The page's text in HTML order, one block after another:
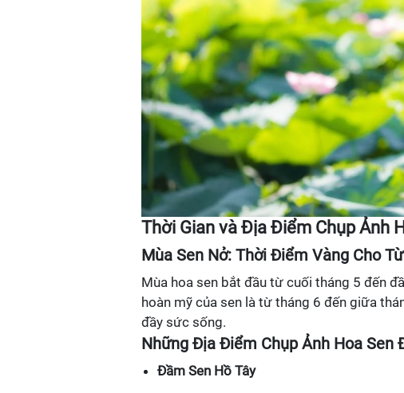
Thời Gian và Địa Điểm Chụp Ảnh
Mùa Sen Nở: Thời Điểm Vàng Cho
Mùa hoa sen bắt đầu từ cuối tháng 5 đến
hoàn mỹ của sen là từ tháng 6 đến giữa
đầy sức sống.
Những Địa Điểm Chụp Ảnh Hoa Sen
Đầm Sen Hồ Tây